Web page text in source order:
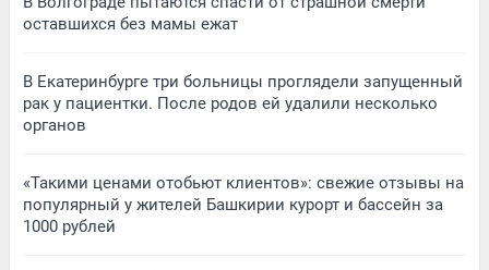
оставшихся без мамы ежат
В Екатеринбурге три больницы проглядели запущенный
рак у пациентки. После родов ей удалили несколько
органов
«Такими ценами отобьют клиентов»: свежие отзывы на
популярный у жителей Башкирии курорт и бассейн за
1000 рублей